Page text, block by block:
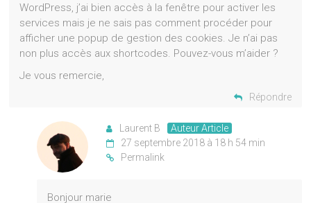
WordPress, j’ai bien accès à la fenêtre pour activer les
services mais je ne sais pas comment procéder pour
afficher une popup de gestion des cookies. Je n’ai pas
non plus accès aux shortcodes. Pouvez-vous m’aider ?
Je vous remercie,
Répondre
Laurent B
Auteur Article
27 septembre 2018 à 18 h 54 min
Permalink
Bonjour marie